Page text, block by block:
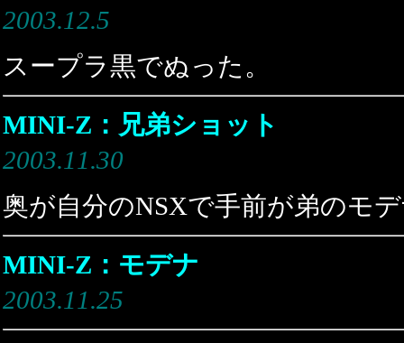
2003.12.5
スープラ黒でぬった。
MINI-Z：兄弟ショット
2003.11.30
奥が自分のNSXで手前が弟のモ
MINI-Z：モデナ
2003.11.25